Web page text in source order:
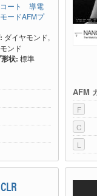
コート 導電
ードAFMプ
ダイヤモンド,
ンド
状: 標準
AFM
F
C
L